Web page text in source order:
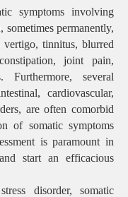
symptoms involving
sometimes permanently,
tinnitus, blurred
joint pain,
Furthermore, several
cardiovascular,
are often comorbid
of somatic symptoms
is paramount in
start an efficacious
disorder, somatic